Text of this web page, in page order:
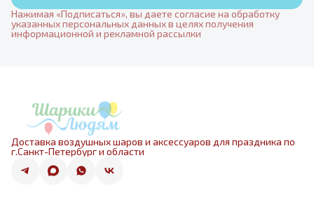
Нажимая «Подписаться», вы даете согласие на обработку
указанных персональных данных в целях получения
информационной и рекламной рассылки
Доставка воздушных шаров и аксессуаров для праздника по
г.Санкт-Петербург и области